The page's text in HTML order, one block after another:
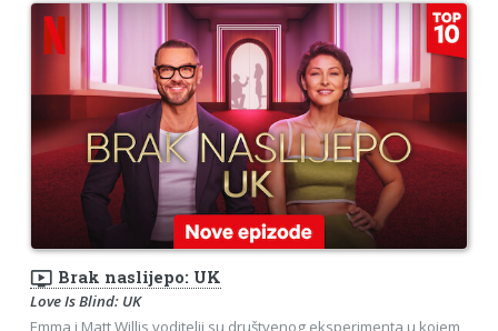
ondemand_video Brak naslijepo: UK
Love Is Blind: UK
Emma i Matt Willis voditelji su društvenog eksperimenta u kojem